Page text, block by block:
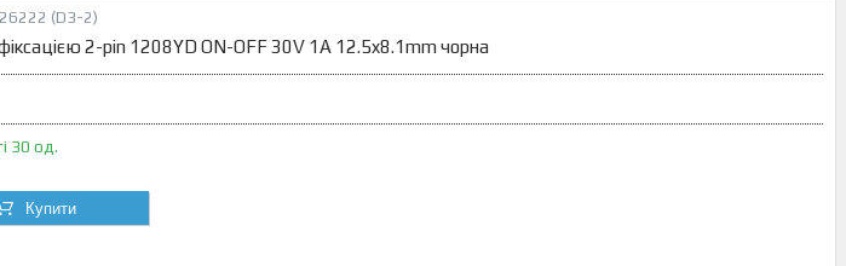
(D3-2)
2-pin 1208YD ON-OFF 30V 1A 12.5x8.1mm чорна
30 од.
Купити